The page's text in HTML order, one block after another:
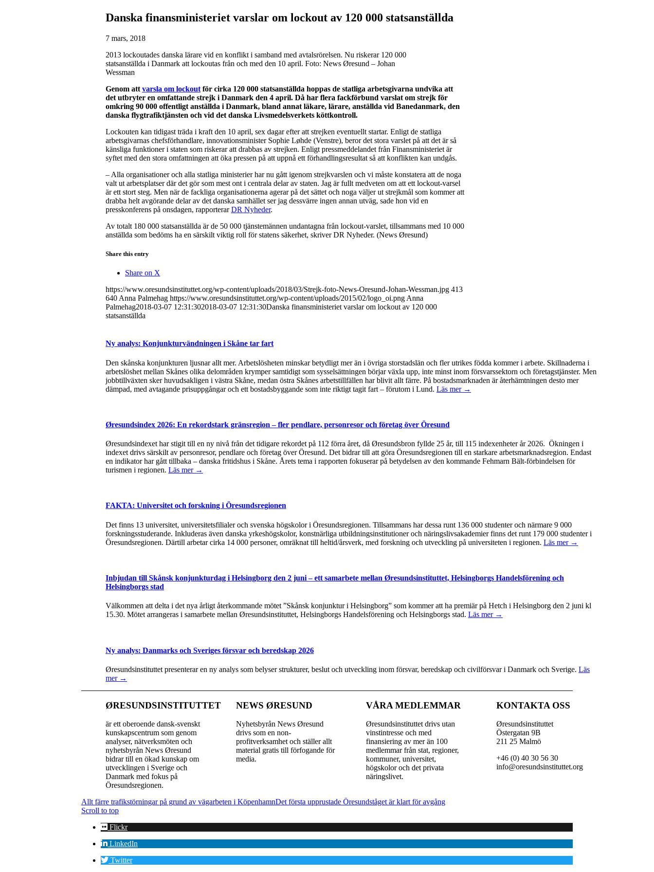
Danska finansministeriet varslar om lockout av 120 000 statsanställda
7 mars, 2018
2013 lockoutades danska lärare vid en konflikt i samband med avtalsrörelsen. Nu riskerar 120 000
statsanställda i Danmark att lockoutas från och med den 10 april. Foto: News Øresund – Johan
Wessman
Genom att varsla om lockout för cirka 120 000 statsanställda hoppas de statliga arbetsgivarna undvika att
det utbryter en omfattande strejk i Danmark den 4 april. Då har flera fackförbund varslat om strejk för
omkring 90 000 offentligt anställda i Danmark, bland annat läkare, lärare, anställda vid Banedanmark, den
danska flygtrafiktjänsten och vid det danska Livsmedelsverkets köttkontroll.
Lockouten kan tidigast träda i kraft den 10 april, sex dagar efter att strejken eventuellt startar. Enligt de statliga
arbetsgivarnas chefsförhandlare, innovationsminister Sophie Løhde (Venstre), beror det stora varslet på att det är så
känsliga funktioner i staten som riskerar att drabbas av strejken. Enligt pressmeddelandet från Finansministeriet är
syftet med den stora omfattningen att öka pressen på att uppnå ett förhandlingsresultat så att konflikten kan undgås.
– Alla organisationer och alla statliga ministerier har nu gått igenom strejkvarslen och vi måste konstatera att de noga
valt ut arbetsplatser där det gör som mest ont i centrala delar av staten. Jag är fullt medveten om att ett lockout-varsel
är ett stort steg. Men när de fackliga organisationerna agerar på det sättet och noga väljer ut strejkmål som kommer att
drabba helt avgörande delar av det danska samhället ser jag dessvärre ingen annan utväg, sade hon vid en
presskonferens på onsdagen, rapporterarDR Nyheder.
Av totalt 180 000 statsanställda är de 50 000 tjänstemännen undantagna från lockout-varslet, tillsammans med 10 000
anställda som bedöms ha en särskilt viktig roll för statens säkerhet, skriver DR Nyheder. (News Øresund)
Share this entry
Share on X
https://www.oresundsinstituttet.org/wp-content/uploads/2018/03/Strejk-foto-News-Oresund-Johan-Wessman.jpg 413
640 Anna Palmehag https://www.oresundsinstituttet.org/wp-content/uploads/2015/02/logo_oi.png Anna
Palmehag2018-03-07 12:31:302018-03-07 12:31:30Danska finansministeriet varslar om lockout av 120 000
statsanställda
Ny analys: Konjunkturvändningen i Skåne tar fart
Den skånska konjunkturen ljusnar allt mer. Arbetslösheten minskar betydligt mer än i övriga storstadslän och fler utrikes födda kommer i arbete. Skillnaderna i
arbetslöshet mellan Skånes olika delområden krymper samtidigt som sysselsättningen börjar växla upp, inte minst inom försvarssektorn och företagstjänster. Men
jobbtillväxten sker huvudsakligen i västra Skåne, medan östra Skånes arbetstillfällen har blivit allt färre. På bostadsmarknaden är återhämtningen desto mer
dämpad, med avtagande prisuppgångar och ett bostadsbyggande som inte riktigt tagit fart – förutom i Lund. Läs mer →
Øresundsindex 2026: En rekordstark gränsregion – fler pendlare, personresor och företag över Öresund
Øresundsindexet har stigit till en ny nivå från det tidigare rekordet på 112 förra året, då Øresundsbron fyllde 25 år, till 115 indexenheter år 2026. Ökningen i
indexet drivs särskilt av personresor, pendlare och företag över Öresund. Det bidrar till att göra Öresundsregionen till en starkare arbetsmarknadsregion. Endast
en indikator har gått tillbaka – danska fritidshus i Skåne. Årets tema i rapporten fokuserar på betydelsen av den kommande Fehmarn Bält-förbindelsen för
turismen i regionen. Läs mer →
FAKTA: Universitet och forskning i Öresundsregionen
Det finns 13 universitet, universitetsfilialer och svenska högskolor i Öresundsregionen. Tillsammans har dessa runt 136 000 studenter och närmare 9 000
forskningsstuderande. Inkluderas även danska yrkeshögskolor, konstnärliga utbildningsinstitutioner och näringslivsakademier finns det runt 179 000 studenter i
Öresundsregionen. Därtill arbetar cirka 14 000 personer, omräknat till heltid/årsverk, med forskning och utveckling på universiteten i regionen. Läs mer →
Inbjudan till Skånsk konjunkturdag i Helsingborg den 2 juni – ett samarbete mellan Øresundsinstituttet, Helsingborgs Handelsförening och
Helsingborgs stad
Välkommen att delta i det nya årligt återkommande mötet ”Skånsk konjunktur i Helsingborg” som kommer att ha premiär på Hetch i Helsingborg den 2 juni kl
15.30. Mötet arrangeras i samarbete mellan Øresundsinstituttet, Helsingborgs Handelsförening och Helsingborgs stad. Läs mer →
Ny analys: Danmarks och Sveriges försvar och beredskap 2026
Øresundsinstituttet presenterar en ny analys som belyser strukturer, beslut och utveckling inom försvar, beredskap och civilförsvar i Danmark och Sverige. Läs
mer →
ØRESUNDSINSTITUTTET
är ett oberoende dansk-svenskt
kunskapscentrum som genom
analyser, nätverksmöten och
nyhetsbyrån News Øresund
bidrar till en ökad kunskap om
utvecklingen i Sverige och
Danmark med fokus på
Öresundsregionen.
NEWS ØRESUND
Nyhetsbyrån News Øresund
drivs som en non-
profitverksamhet och ställer allt
material gratis till förfogande för
media.
VÅRA MEDLEMMAR
Øresundsinstituttet drivs utan
vinst­intresse och med
finansiering av mer än 100
medlemmar från stat, regioner,
kommuner, universitet,
högskolor och det privata
näringslivet.
KONTAKTA OSS
Øresundsinstituttet
Östergatan 9B
211 25 Malmö
+46 (0) 40 30 56 30
info@oresundsinstituttet.org
Allt färre trafikstörningar på grund av vägarbeten i KöpenhamnDet första upprustade Öresundståget är klart för avgång
Scroll to top
Flickr
LinkedIn
Twitter